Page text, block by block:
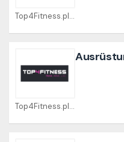
Top4Fitness.pl Coupons
Top4Fitness.pl Coupons